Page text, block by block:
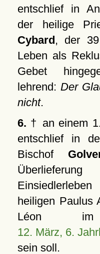
entschlief in
der heilige
Cybard, der
Leben als
Gebet
lehrend:Der
nicht.
6. † an einem
entschlief in
Bischof
heiligen Paulus
Léon
12. März, 6.
sein soll.